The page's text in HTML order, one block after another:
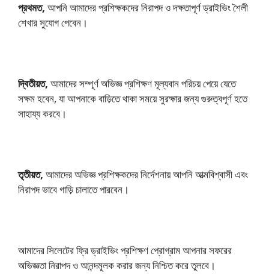
প্রথমত, আপনি আমাদের প্রশিক্ষকদের নিরাপদ ও দক্ষতাপূর্ণ ড্রাইভিং শৈলী
শেখার সুযোগ পেবেন।
দ্বিতীয়ত, আমাদের সম্পূর্ণ অভিজ্ঞ প্রশিক্ষণ মূল্যবান পরিচয় পেয়ে যেতে
সক্ষম হবেন, যা আপনাকে বাড়িতে থাকা সময়ে সুরক্ষার জন্য গুরুত্বপূর্ণ হতে
সাহায্য করবে।
তৃতীয়ত, আমাদের অভিজ্ঞ প্রশিক্ষকদের নির্দেশনায় আপনি আত্মবিশ্বাসী এবং
নিরাপদ ভাবে গাড়ি চালাতে পারবেন।
আমাদের সিলেটের ফ্রি ড্রাইভিং প্রশিক্ষণ প্রোগ্রাম আপনার সফরের
অভিজ্ঞতা নিরাপদ ও আনন্দমূলক করার জন্য নিশ্চিত করে তুলবে।